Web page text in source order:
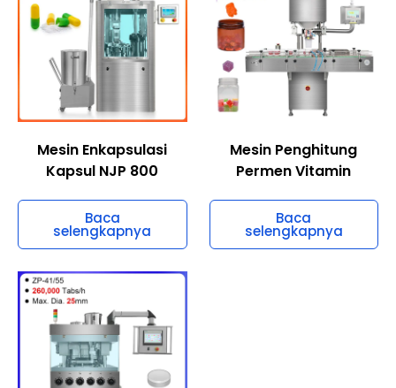
Mesin Enkapsulasi
Kapsul NJP 800
Baca
selengkapnya
Mesin Penghitung
Permen Vitamin
Baca
selengkapnya